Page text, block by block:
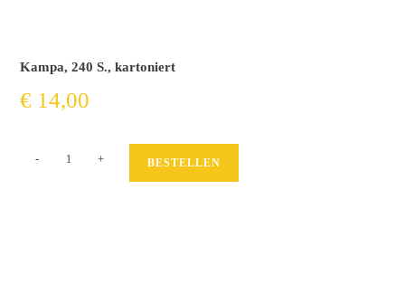
Kampa, 240 S., kartoniert
€ 14,00
- + BESTELLEN